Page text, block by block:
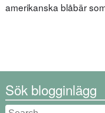
amerikanska blåbär
Sök blogginlägg